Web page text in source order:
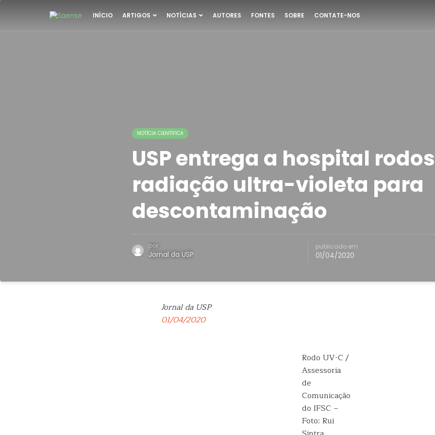
INÍCIO ARTIGOS NOTÍCIAS AUTORES FONTES SOBRE CONTATE-NOS
NOTÍCIA CIENTÍFICA
USP entrega a hospital
radiação ultra-violeta para
descontaminação
por
Jornal da USP
publicado em
01/04/2020
Jornal da USP
01/04/2020
Rodo UV-C /
Assessoria
de
Comunicação
do IFSC –
Foto: Rui